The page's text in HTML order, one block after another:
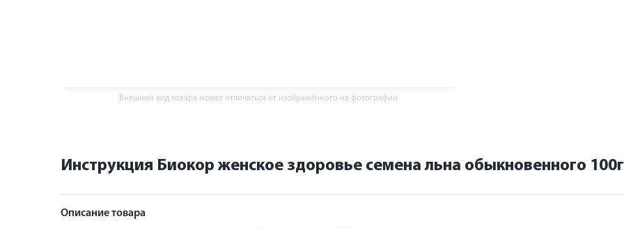
Внешний вид товара может отличаться от изображённого на фотографии
Инструкция Биокор женское здоровье семена льна обыкновенного 100г
Описание товара